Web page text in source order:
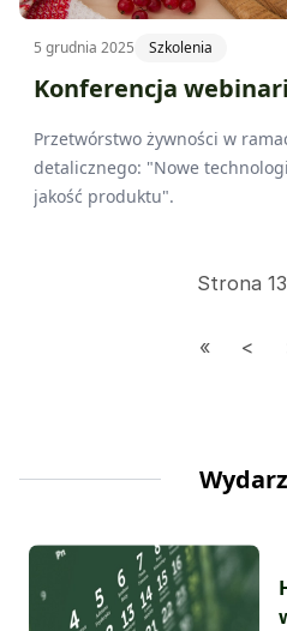
5 grudnia 2025 Szkolenia
Konferencja
Przetwórstwo żywności w
detalicznego: "Nowe
jakość produktu".
Strona